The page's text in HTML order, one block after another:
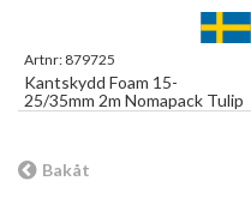
Artnr: 879725
Kantskydd Foam 15-
25/35mm 2m Nomapack Tulip
Bakåt